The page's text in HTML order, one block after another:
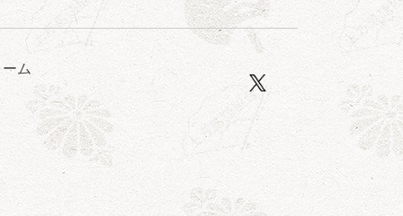
／桂九ノ一「胴乱の幸助」／代走みつくに
ム